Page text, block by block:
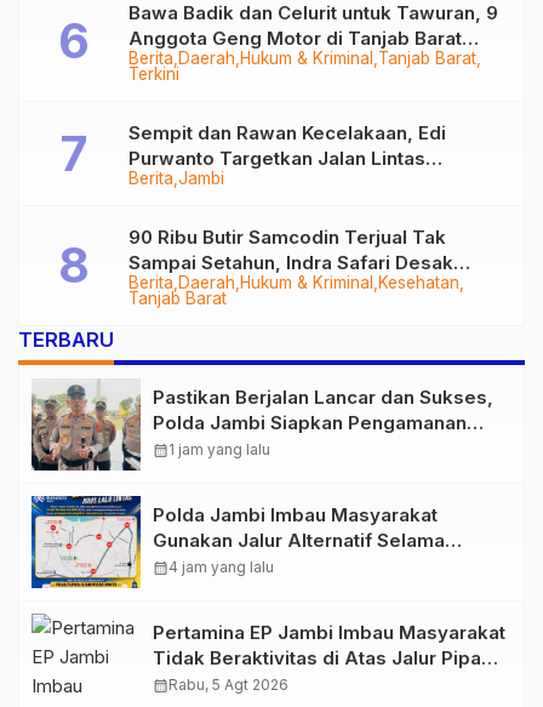
Berita Daerah Hukum & Kriminal Tanjab Barat
Terkini
Bawa Badik dan Celurit untuk Tawuran, 9
Anggota Geng Motor di Tanjab Barat
Diringkus
Berita Jambi
Sempit dan Rawan Kecelakaan, Edi
Purwanto Targetkan Jalan Lintas
Tungkal-Jambi Mulus di 2028
Berita Daerah Hukum & Kriminal
Kesehatan
Tanjab Barat
90 Ribu Butir Samcodin Terjual Tak
Sampai Setahun, Indra Safari Desak
Audit Menyeluruh
TERBARU
Pastikan Berjalan Lancar dan Sukses,
Polda Jambi Siapkan Pengamanan
Berlapis untuk 8.750 Pelari, 1.848
calendar_month1 jam yang lalu
Polda Jambi Imbau Masyarakat
Gunakan Jalur Alternatif Selama
Pelaksanaan Presisi Merdeka Run
calendar_month4 jam yang lalu
Pertamina EP Jambi Imbau Masyarakat
Tidak Beraktivitas di Atas Jalur Pipa
Migas Demi Keselamatan Bersama
calendar_monthRabu, 5 Agt 2026